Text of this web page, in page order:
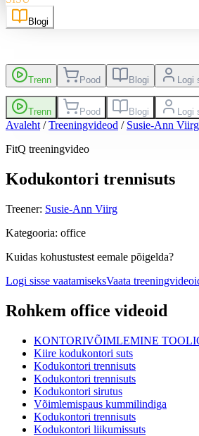
Blogi
Trenn Pood Blogi Logi
Trenn Pood Blogi Logi
Avaleht /Treeningvideod / Susie-Ann Viirg
FitQ treeningvideo
Kodukontori trennisuts
Treener: Susie-Ann Viirg
Kategooria: office
Kuidas kohustustest eemale põigelda?
Logi sisse vaatamiseksVaata
Rohkem office videoid
KONTORIVÕIMLEMINE
Kiire kodukontori suts
Kodukontori trennisuts
Kodukontori trennisuts
Kodukontori sirutus
Võimlemispaus kummilindiga
Kodukontori trennisuts
Kodukontori liikumissuts